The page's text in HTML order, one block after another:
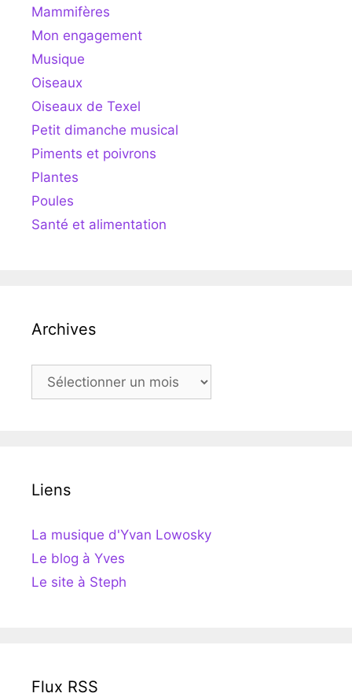
Mammifères
Mon engagement
Musique
Oiseaux
Oiseaux de Texel
Petit dimanche musical
Piments et poivrons
Plantes
Poules
Santé et alimentation
Archives
Archives
Liens
La musique d'Yvan Lowosky
Le blog à Yves
Le site à Steph
Flux RSS